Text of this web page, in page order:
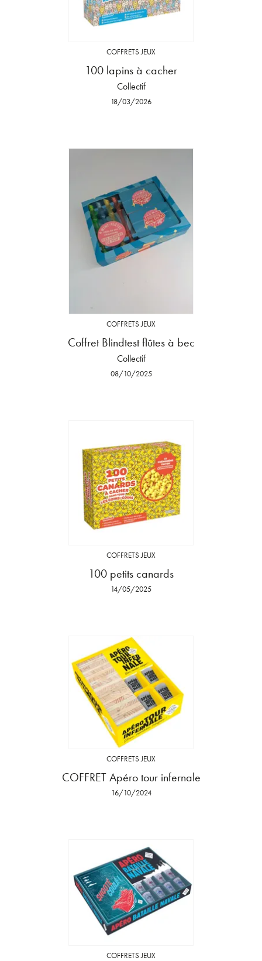
COFFRETS JEUX
100 lapins à cacher
Collectif
18/03/2026
COFFRETS JEUX
Coffret Blindtest flûtes à bec
Collectif
08/10/2025
COFFRETS JEUX
100 petits canards
14/05/2025
COFFRETS JEUX
COFFRET Apéro tour infernale
16/10/2024
COFFRETS JEUX